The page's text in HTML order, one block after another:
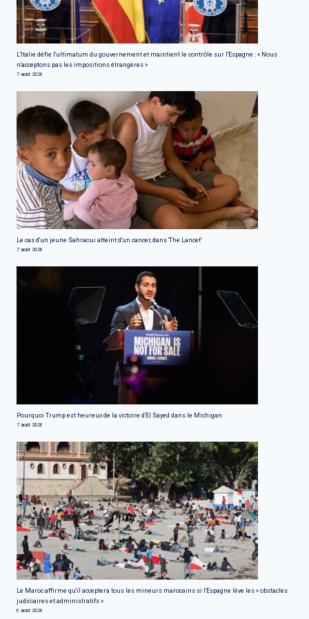
L'Italie défie l'ultimatum du gouvernement et maintient le contrôle sur l'Espagne : « Nous
n'acceptons pas les impositions étrangères »
7 août 2026
Le cas d'un jeune Sahraoui atteint d'un cancer, dans 'The Lancet'
7 août 2026
Pourquoi Trump est heureux de la victoire d'El Sayed dans le Michigan
7 août 2026
Le Maroc affirme qu'il acceptera tous les mineurs marocains si l'Espagne lève les « obstacles
judiciaires et administratifs »
6 août 2026